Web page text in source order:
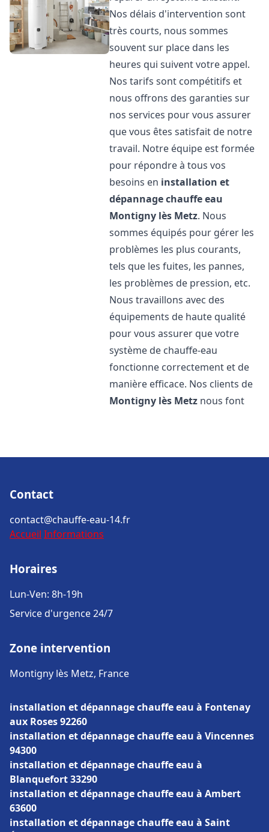
Nos délais d'intervention sont
très courts, nous sommes
souvent sur place dans les
heures qui suivent votre appel.
Nos tarifs sont compétitifs et
nous offrons des garanties sur
nos services pour vous assurer
que vous êtes satisfait de notre
travail. Notre équipe est formée
pour répondre à tous vos
besoins en installation et
dépannage chauffe eau
Montigny lès Metz. Nous
sommes équipés pour gérer les
problèmes les plus courants,
tels que les fuites, les pannes,
les problèmes de pression, etc.
Nous travaillons avec des
équipements de haute qualité
pour vous assurer que votre
système de chauffe-eau
fonctionne correctement et de
manière efficace. Nos clients de
Montigny lès Metz nous font
Contact
contact@chauffe-eau-14.fr
Accueil Informations
Horaires
Lun-Ven: 8h-19h
Service d'urgence 24/7
Zone intervention
Montigny lès Metz, France
installation et dépannage chauffe eau à Fontenay
aux Roses 92260
installation et dépannage chauffe eau à Vincennes
94300
installation et dépannage chauffe eau à
Blanquefort 33290
installation et dépannage chauffe eau à Ambert
63600
installation et dépannage chauffe eau à Saint